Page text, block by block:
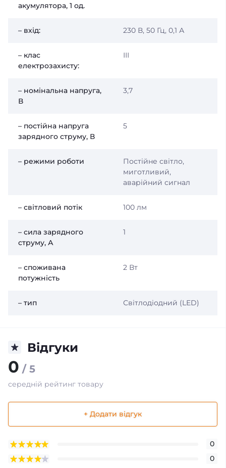
акумулятора, 1 од.
– вхід: 230 В, 50 Гц, 0,1 А
– клас
електрозахисту:
ІІІ
– номінальна напруга,
В
3,7
– постійна напруга
зарядного струму, В
5
– режими роботи
Постійне світло,
миготливий,
аварійний сигнал
– світловий потік 100 лм
– сила зарядного
струму, А
1
– споживана
потужність
2 Вт
– тип Світлодіодний (LED)
Відгуки
0 / 5
середній рейтинг товару
+ Додати відгук
0
0